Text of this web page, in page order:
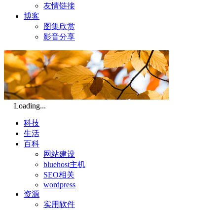
友情链接
博客
图集欣赏
影音分享
Loading...
科技
生活
百科
网站建设
bluehost主机
SEO相关
wordpress
资源
实用软件